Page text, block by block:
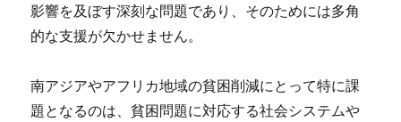
影響を及ぼす深刻な問題であり、そのためには多角
的な支援が欠かせません。
南アジアやアフリカ地域の貧困削減にとって特に課
題となるのは、貧困問題に対応する社会システムや